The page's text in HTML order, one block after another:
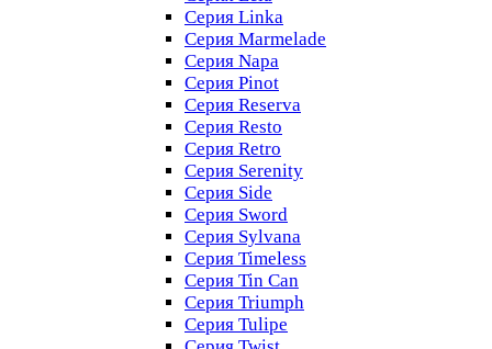
Серия Linka
Серия Marmelade
Серия Napa
Серия Pinot
Серия Reserva
Серия Resto
Серия Retro
Серия Serenity
Серия Side
Серия Sword
Серия Sуlvana
Серия Timeless
Серия Tin Can
Серия Triumph
Серия Tulipe